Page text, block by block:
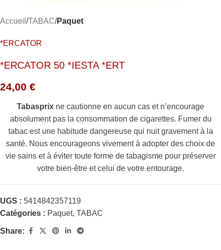
Accueil TABAC Paquet
*ERCATOR
*ERCATOR 50 *IESTA *ERT
24,00 €
Tabasprix ne cautionne en aucun cas et n’encourage
absolument pas la consommation de cigarettes. Fumer du
tabac est une habitude dangereuse qui nuit gravement à la
santé. Nous encourageons vivement à adopter des choix de
vie sains et à éviter toute forme de tabagisme pour préserver
votre bien-être et celui de votre entourage.
UGS : 5414842357119
Catégories : Paquet, TABAC
Share: